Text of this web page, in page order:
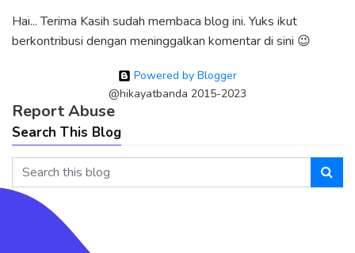
Hai... Terima Kasih sudah membaca blog ini. Yuks ikut
berkontribusi dengan meninggalkan komentar di sini 😉
Powered by Blogger
@hikayatbanda 2015-2023
Report Abuse
Search This Blog